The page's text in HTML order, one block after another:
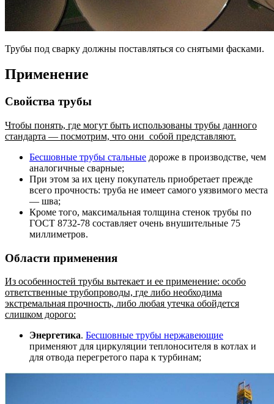
Трубы под сварку должны поставляться со снятыми фасками.
Применение
Свойства трубы
Чтобы понять, где могут быть использованы трубы данного
стандарта — посмотрим, что они собой представляют.
Бесшовные трубы стальные дороже в производстве, чем
аналогичные сварные;
При этом за их цену покупатель приобретает прежде
всего прочность: труба не имеет самого уязвимого места
— шва;
Кроме того, максимальная толщина стенок трубы по
ГОСТ 8732-78 составляет очень внушительные 75
миллиметров.
Области применения
Из особенностей трубы вытекает и ее применение: особо
ответственные трубопроводы, где либо необходима
экстремальная прочность, либо любая утечка обойдется
слишком дорого:
Энергетика. Бесшовные трубы нержавеющие
применяют для циркуляции теплоносителя в котлах и
для отвода перегретого пара к турбинам;